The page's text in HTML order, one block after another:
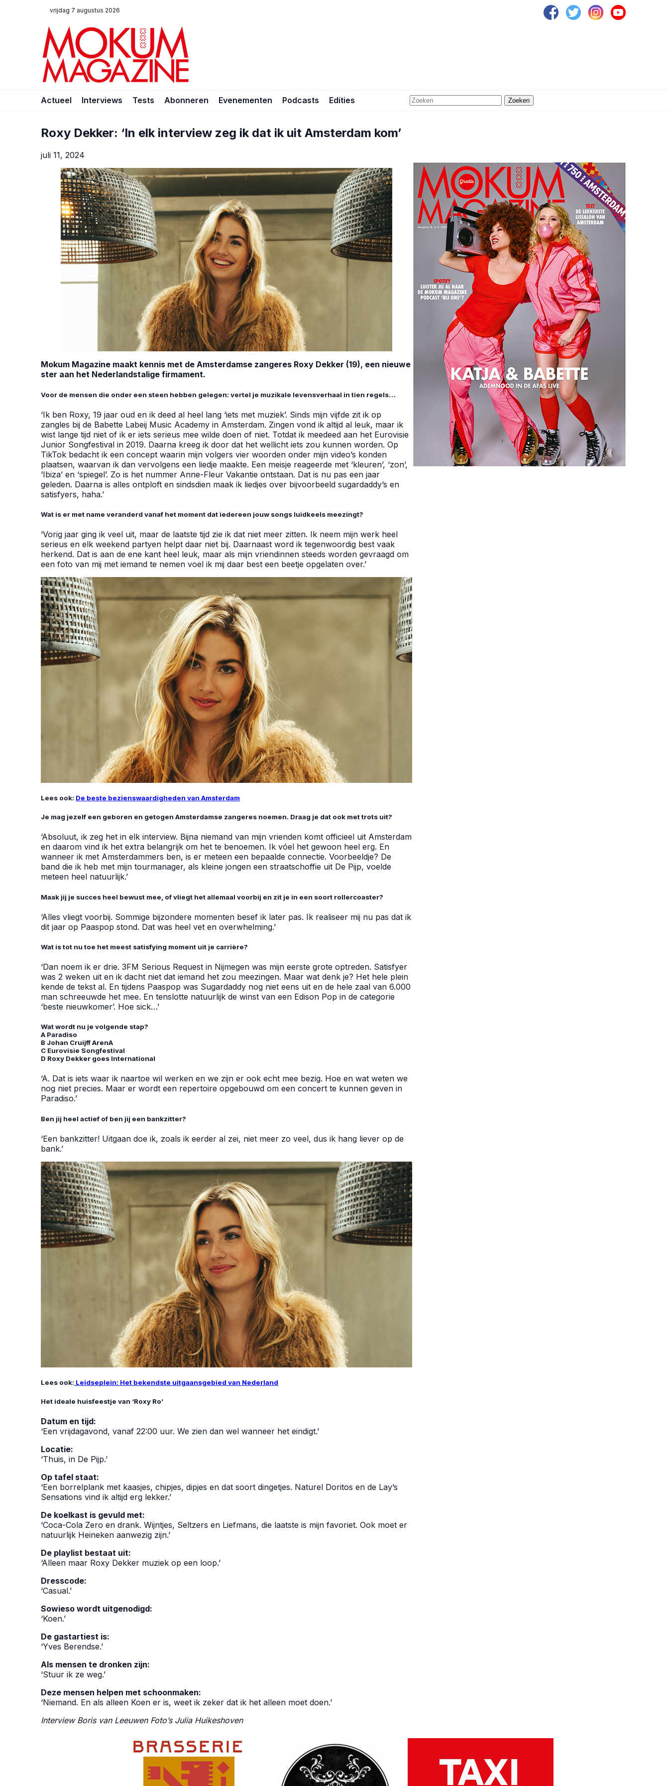
vrijdag 7 augustus 2026
Actueel Interviews Tests Abonneren Evenementen Podcasts Edities Zoeken
Roxy Dekker: ‘In elk interview zeg ik dat ik uit Amsterdam kom’
juli 11, 2024
Mokum Magazine maakt kennis met de Amsterdamse zangeres Roxy Dekker (19), een nieuwe
ster aan het Nederlandstalige firmament.
Voor de mensen die onder een steen hebben gelegen: vertel je muzikale levensverhaal in tien regels…
‘Ik ben Roxy, 19 jaar oud en ik deed al heel lang ‘iets met muziek’. Sinds mijn vijfde zit ik op
zangles bij de Babette Labeij Music Academy in Amsterdam. Zingen vond ik altijd al leuk, maar ik
wist lange tijd niet of ik er iets serieus mee wilde doen of niet. Totdat ik meedeed aan het Eurovisie
Junior Songfestival in 2019. Daarna kreeg ik door dat het wellicht iets zou kunnen worden. Op
TikTok bedacht ik een concept waarin mijn volgers vier woorden onder mijn video’s konden
plaatsen, waarvan ik dan vervolgens een liedje maakte. Een meisje reageerde met ‘kleuren’, ‘zon’,
‘Ibiza’ en ‘spiegel’. Zo is het nummer Anne-Fleur Vakantie ontstaan. Dat is nu pas een jaar
geleden. Daarna is alles ontploft en sindsdien maak ik liedjes over bijvoorbeeld sugardaddy’s en
satisfyers, haha.’
Wat is er met name veranderd vanaf het moment dat iedereen jouw songs luidkeels meezingt?
‘Vorig jaar ging ik veel uit, maar de laatste tijd zie ik dat niet meer zitten. Ik neem mijn werk heel
serieus en elk weekend partyen helpt daar niet bij. Daarnaast word ik tegenwoordig best vaak
herkend. Dat is aan de ene kant heel leuk, maar als mijn vriendinnen steeds worden gevraagd om
een foto van mij met iemand te nemen voel ik mij daar best een beetje opgelaten over.’
Lees ook: De beste bezienswaardigheden van Amsterdam
Je mag jezelf een geboren en getogen Amsterdamse zangeres noemen. Draag je dat ook met trots uit?
‘Absoluut, ik zeg het in elk interview. Bijna niemand van mijn vrienden komt officieel uit Amsterdam
en daarom vind ik het extra belangrijk om het te benoemen. Ik vóel het gewoon heel erg. En
wanneer ik met Amsterdammers ben, is er meteen een bepaalde connectie. Voorbeeldje? De
band die ik heb met mijn tourmanager, als kleine jongen een straatschoffie uit De Pijp, voelde
meteen heel natuurlijk.’
Maak jij je succes heel bewust mee, of vliegt het allemaal voorbij en zit je in een soort rollercoaster?
‘Alles vliegt voorbij. Sommige bijzondere momenten besef ik later pas. Ik realiseer mij nu pas dat ik
dit jaar op Paaspop stond. Dat was heel vet en overwhelming.’
Wat is tot nu toe het meest satisfying moment uit je carrière?
‘Dan noem ik er drie. 3FM Serious Request in Nijmegen was mijn eerste grote optreden. Satisfyer
was 2 weken uit en ik dacht niet dat iemand het zou meezingen. Maar wat denk je? Het hele plein
kende de tekst al. En tijdens Paaspop was Sugardaddy nog niet eens uit en de hele zaal van 6.000
man schreeuwde het mee. En tenslotte natuurlijk de winst van een Edison Pop in de categorie
‘beste nieuwkomer’. Hoe sick…’
Wat wordt nu je volgende stap?
A Paradiso
B Johan Cruijff ArenA
C Eurovisie Songfestival
D Roxy Dekker goes International
‘A. Dat is iets waar ik naartoe wil werken en we zijn er ook echt mee bezig. Hoe en wat weten we
nog niet precies. Maar er wordt een repertoire opgebouwd om een concert te kunnen geven in
Paradiso.’
Ben jij heel actief of ben jij een bankzitter?
‘Een bankzitter! Uitgaan doe ik, zoals ik eerder al zei, niet meer zo veel, dus ik hang liever op de
bank.’
Lees ook: Leidseplein: Het bekendste uitgaansgebied van Nederland
Het ideale huisfeestje van ‘Roxy Ro’
Datum en tijd:
‘Een vrijdagavond, vanaf 22:00 uur. We zien dan wel wanneer het eindigt.’
Locatie:
‘Thuis, in De Pijp.’
Op tafel staat:
‘Een borrelplank met kaasjes, chipjes, dipjes en dat soort dingetjes. Naturel Doritos en de Lay’s
Sensations vind ik altijd erg lekker.’
De koelkast is gevuld met:
‘Coca-Cola Zero en drank. Wijntjes, Seltzers en Liefmans, die laatste is mijn favoriet. Ook moet er
natuurlijk Heineken aanwezig zijn.’
De playlist bestaat uit:
‘Alleen maar Roxy Dekker muziek op een loop.’
Dresscode:
‘Casual.’
Sowieso wordt uitgenodigd:
‘Koen.’
De gastartiest is:
‘Yves Berendse.’
Als mensen te dronken zijn:
‘Stuur ik ze weg.’
Deze mensen helpen met schoonmaken:
‘Niemand. En als alleen Koen er is, weet ik zeker dat ik het alleen moet doen.’
Interview Boris van Leeuwen Foto’s Julia Huikeshoven